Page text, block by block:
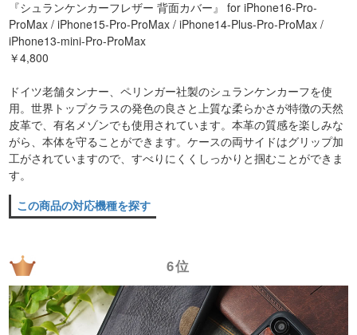
『シュランケンカーフレザー 背面カバー』 for iPhone16-Pro-
ProMax / iPhone15-Pro-ProMax / iPhone14-Plus-Pro-ProMax /
iPhone13-mini-Pro-ProMax
￥4,800
ドイツ老舗タンナー、ペリンガー社製のシュランケンカーフを使
用。世界トップクラスの発色の良さと上質な柔らかさが特徴の天然
皮革で、有名メゾンでも使用されています。本革の質感を楽しみな
がら、本体を守ることができます。ケースの両サイドはグリップ加
工がされていますので、すべりにくくしっかりと掴むことができま
す。
この商品の対応機種を探す
6位